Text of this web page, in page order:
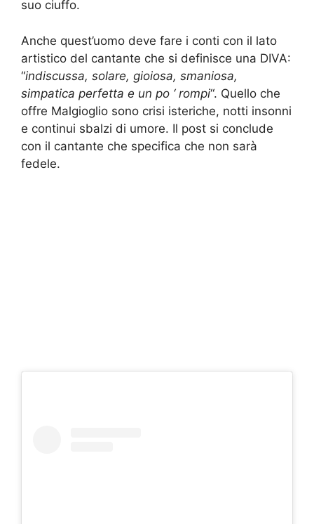
suo ciuffo.
Anche quest’uomo deve fare i conti con il lato
artistico del cantante che si definisce una DIVA:
“indiscussa, solare, gioiosa, smaniosa,
simpatica perfetta e un po ‘ rompi“. Quello che
offre Malgioglio sono crisi isteriche, notti insonni
e continui sbalzi di umore. Il post si conclude
con il cantante che specifica che non sarà
fedele.